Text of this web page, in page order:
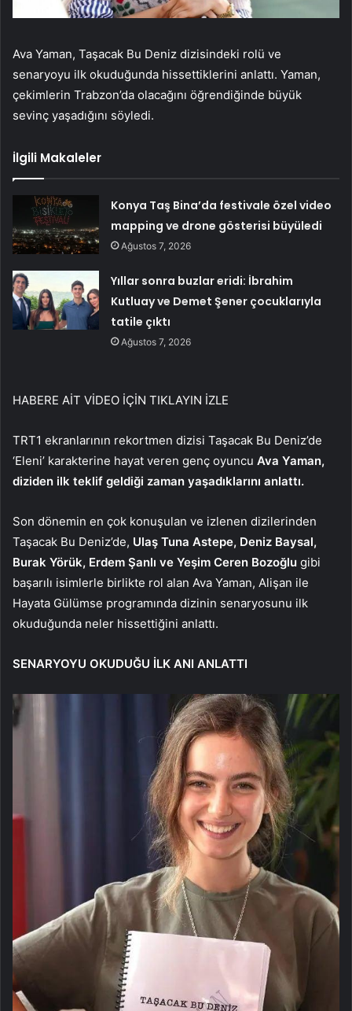
Ava Yaman, Taşacak Bu Deniz dizisindeki rolü ve
senaryoyu ilk okuduğunda hissettiklerini anlattı. Yaman,
çekimlerin Trabzon’da olacağını öğrendiğinde büyük
sevinç yaşadığını söyledi.
İlgili Makaleler
Konya Taş Bina’da festivale özel video
mapping ve drone gösterisi büyüledi
Ağustos 7, 2026
Yıllar sonra buzlar eridi: İbrahim
Kutluay ve Demet Şener çocuklarıyla
tatile çıktı
Ağustos 7, 2026
HABERE AİT VİDEO İÇİN TIKLAYIN İZLE
TRT1 ekranlarının rekortmen dizisi Taşacak Bu Deniz’de
‘Eleni’ karakterine hayat veren genç oyuncu Ava Yaman,
diziden ilk teklif geldiği zaman yaşadıklarını anlattı.
Son dönemin en çok konuşulan ve izlenen dizilerinden
Taşacak Bu Deniz’de, Ulaş Tuna Astepe, Deniz Baysal,
Burak Yörük, Erdem Şanlı ve Yeşim Ceren Bozoğlu gibi
başarılı isimlerle birlikte rol alan Ava Yaman, Alişan ile
Hayata Gülümse programında dizinin senaryosunu ilk
okuduğunda neler hissettiğini anlattı.
SENARYOYU OKUDUĞU İLK ANI ANLATTI